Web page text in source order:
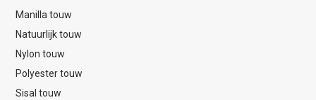
Manilla touw
Natuurlijk touw
Nylon touw
Polyester touw
Sisal touw